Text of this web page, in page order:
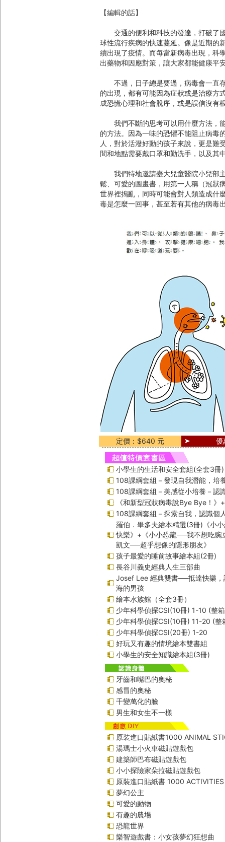
【編輯的話】
交通的便利和科技的發達，打破了國
球性流行疾病的快速蔓延。像是近期的
續出現了疫情。而每當新病毒出現，科
出藥物和因應對策，讓大家都能健康平
不過，日子總是要過，病毒會一直存
的出現，都有可能因為症狀或是治療方
成恐慌心理和社會脫序，或是誤信沒有
我們不斷的思考可以用什麼方法，能
的方法。因為一味的恐懼不能阻止病毒
人，對於活潑好動的孩子來說，更是難
間和地點需要戴口罩和勤洗手，以及其
我們特地邀請臺大兒童醫院小兒部主
鬆、可愛的圖畫書，用第一人稱（冠狀
世界裡搗亂，同時可能會對人類造成
毒是怎麼一回事，甚至若有其他的病毒
定價：$640 元 優
小學生的生活和安全套組(全套3冊)
108課綱套組－發現自我潛能，培
108課綱套組－美感從小培養－認
《和新型冠狀病毒說Bye Bye！》
108課綱套組－探索自我，認識個
羅伯．畢多夫繪本精選(3冊)《小
快樂》+《小小恐龍──我不想吃豌
凱文──超乎想像的隱形朋友》
孩子最愛的睡前故事繪本組(2冊)
長谷川義史經典人生三部曲
Josef Lee 經典雙書──抵達快樂，
海的男孩
繪本水族館（全套3冊）
少年科學偵探CSI(10冊) 1-10 (整
少年科學偵探CSI(10冊) 11-20 (整
少年科學偵探CSI(20冊) 1-20
好玩又有趣的情境繪本雙書組
小學生的安全知識繪本組(3冊)
牙齒和嘴巴的奧秘
感冒的奧秘
千變萬化的臉
男生和女生不一樣
原裝進口貼紙書1000 ANIMAL
湯瑪士小火車磁貼遊戲包
建築師巴布磁貼遊戲包
小小探險家朵拉磁貼遊戲包
原裝進口貼紙書 1000 ACTIVITIES
夢幻公主
可愛的動物
有趣的農場
恐龍世界
樂智遊戲書：小女孩夢幻狂想曲